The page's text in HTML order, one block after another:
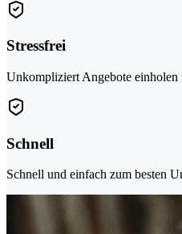
Stressfrei
Unkompliziert Angebote einholen
Schnell
Schnell und einfach zum besten